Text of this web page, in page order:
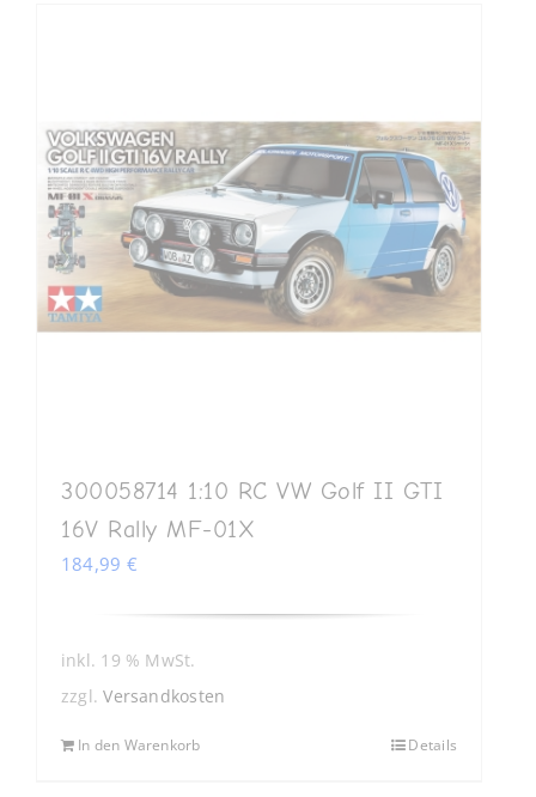
300058714 1:10 RC VW Golf II GTI
16V Rally MF-01X
184,99 €
inkl. 19 % MwSt.
zzgl.Versandkosten
In den Warenkorb Details